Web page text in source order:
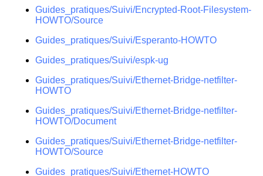
Guides_pratiques/Suivi/Encrypted-Root-Filesystem-
HOWTO/Source
Guides_pratiques/Suivi/Esperanto-HOWTO
Guides_pratiques/Suivi/espk-ug
Guides_pratiques/Suivi/Ethernet-Bridge-netfilter-
HOWTO
Guides_pratiques/Suivi/Ethernet-Bridge-netfilter-
HOWTO/Document
Guides_pratiques/Suivi/Ethernet-Bridge-netfilter-
HOWTO/Source
Guides_pratiques/Suivi/Ethernet-HOWTO